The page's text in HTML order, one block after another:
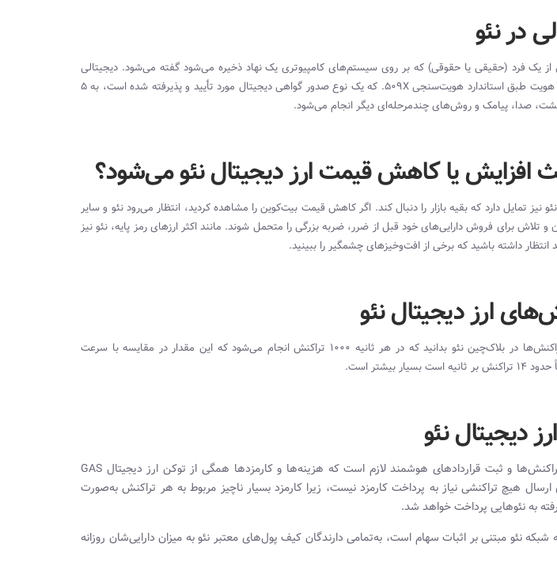
در نئو
از یک فرد (حقیقی یا حقوقی) که بر روی سیستم‌های کامپیوتری یک نهاد ذخیره می‌شود گفته می‌شود. دیجیتالی
کردن دارایی‌ها در پلتفرم نئو هویت طبق استاندارد هویت‌سنجی ۵۰۹X. که یک نوع صدور گواهی دیجیتال مورد تأیید و پذیرفته شده است، به ۵
صدا، پیامک و روش‌های چندمرحله‌ای دیگر انجام می‌شود.
افزایش یا کاهش قیمت ارز دیجیتال نئو می‌شود؟
نیز تمایل دارد که بقیه بازار را دنبال کند. اگر کاهش قیمت بیت‌کوین را مشاهده کردید، انتظار می‌رود نئو و سایر
تلاش برای فروش دارایی‌های خود قبل از ضرر، ضربه بزرگی را متحمل شوند. مانند اکثر ارزهای رمز پایه، نئو نیز
داشته باشید که برخی از افت‌وخیزهای چشمگیر را ببینید.
ارز دیجیتال نئو
در خصوص میزان سرعت تراکنش‌ها در بلاک‌چین نئو بدانید که در هر ثانیه ۱۰۰۰ تراکنش انجام می‌شود که این مقدار در مقایسه با سرعت
بیشتر است.
دیجیتال نئو
در شبکه نئو برای تمامی تراکنش‌ها و ثبت قراردادهای هوشمند لازم است که هزینه‌ها و کارمزدها همگی از توکن ارز دیجیتال GAS
ارسال هیچ تراکنشی نیاز به پرداخت کارمزد نیست، زیرا کارمزد بسیار ناچیز مربوط به هر تراکنش به‌صورت
شبکه نئو مبتنی بر اثبات سهام است، به‌تمامی دارندگان کیف پول‌های معتبر نئو به میزان دارایی‌شان روزانه